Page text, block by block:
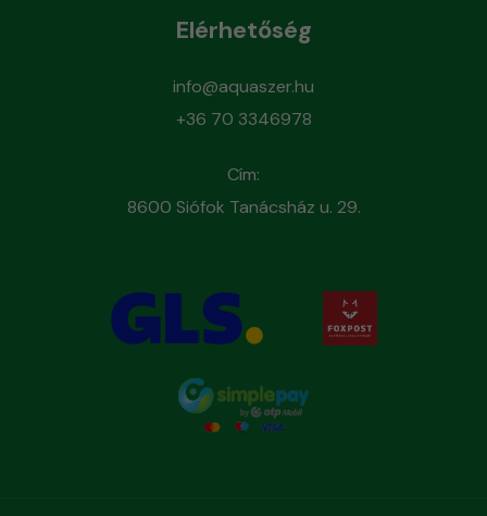
Elérhetőség
info@aquaszer.hu
+36 70 3346978
Cím:
8600 Siófok Tanácsház u. 29.